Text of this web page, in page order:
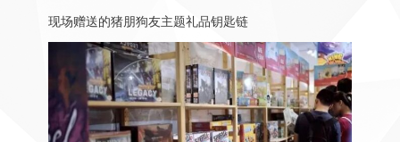
现场赠送的猪朋狗友主题礼品钥匙链